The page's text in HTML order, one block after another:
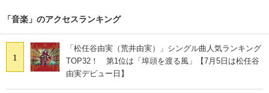
「音楽」のアクセスランキング
1
「松任谷由実（荒井由実）」シングル曲人気ランキング
TOP32！ 第1位は「埠頭を渡る風」【7月5日は松任谷
由実デビュー日】